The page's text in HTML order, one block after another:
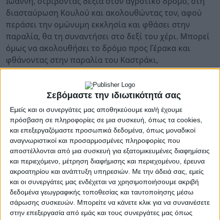
Σεβόμαστε την ιδιωτικότητά σας
Εμείς και οι συνεργάτες μας αποθηκεύουμε και/ή έχουμε
πρόσβαση σε πληροφορίες σε μια συσκευή, όπως τα cookies,
και επεξεργαζόμαστε προσωπικά δεδομένα, όπως μοναδικοί
αναγνωριστικοί και προσαρμοσμένες πληροφορίες που
αποστέλλονται από μια συσκευή για εξατομικευμένες διαφημίσεις
και περιεχόμενο, μέτρηση διαφήμισης και περιεχομένου, έρευνα
ακροατηρίου και ανάπτυξη υπηρεσιών. Με την άδειά σας, εμείς
και οι συνεργάτες μας ενδέχεται να χρησιμοποιήσουμε ακριβή
δεδομένα γεωγραφικής τοποθεσίας και ταυτοποίησης μέσω
σάρωσης συσκευών. Μπορείτε να κάνετε κλικ για να συναινέσετε
στην επεξεργασία από εμάς και τους συνεργάτες μας όπως
διασταύρωση Κουλού και ακολουθώντας τον, αφού
περάσει την ομώνυμη εκκλησία και φθάσει στην
παραλία, θα τη συναντήσει στο δεξί του χέρι. Μπορεί
όμως να ακολουθήσει το δρόμο προς Γέρακα και
φθάνοντας στην παραλία του Καστράκι,
ακολουθώντας για λίγα μέτρα ένα βατό αγροτικό
δρόμο προς δεξιά, θα τη συναντήσει μπροστά του.
Η λιμνούλα αυτή, που σύμφωνα με μαρτυρίες
παλαιών, είχε πάντα την ίδια μορφή σχήματος και
όγκου νερού, είναι στην πραγματικότητα
δημιούργημα της θάλασσας, τα νερά της οποίας
εισχωρούν υπογείως έως εκεί (σε μια απόσταση 30
περίπου μέτρων απ΄ αυτήν) εμπλουτιζόμενα φυσικά
με τα υπόγεια νερά του υδροφόρου ορίζοντα της
κοιλάδας (Μπουρέλα) της Αγίας Τριάδας, γι΄ αυτό και
τα νερά της είναι υφάλμυρα.
Στη λίμνη σύμφωνα με μαρτυρίες παλαιών, ζούσαν τα
πρώτα χρόνια (ίσως και σήμερα) μικρές χελώνες της